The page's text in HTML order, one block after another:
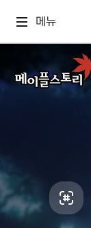
메뉴